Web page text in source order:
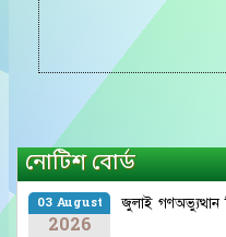
নোটিশ বোর্ড
03 August
2026
জুলাই গণঅভ্যুত্থান